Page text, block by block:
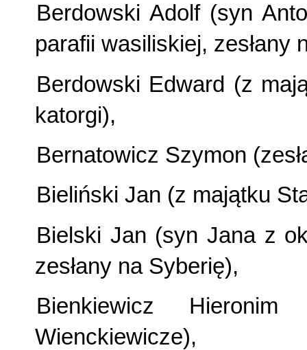
Berdowski Adolf (syn
parafii wasiliskiej, zesłany
Berdowski Edward (z
katorgi),
Bernatowicz Szymon
Bieliński Jan (z majątku
Bielski Jan (syn Jana z
zesłany na Syberię),
Bienkiewicz
Wienckiewicze),